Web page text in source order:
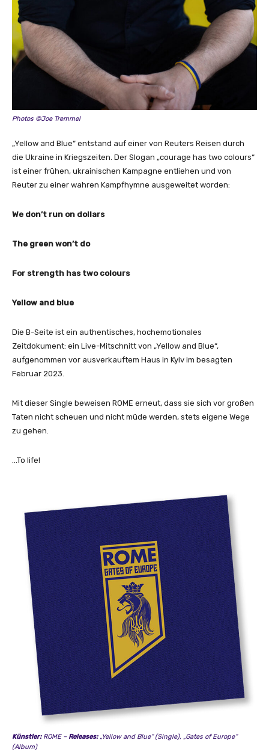
Photos ©Joe Tremmel
„Yellow and Blue“ entstand auf einer von Reuters Reisen durch
die Ukraine in Kriegszeiten. Der Slogan „courage has two colours“
ist einer frühen, ukrainischen Kampagne entliehen und von
Reuter zu einer wahren Kampfhymne ausgeweitet worden:
We don’t run on dollars
The green won’t do
For strength has two colours
Yellow and blue
Die B-Seite ist ein authentisches, hochemotionales
Zeitdokument: ein Live-Mitschnitt von „Yellow and Blue“,
aufgenommen vor ausverkauftem Haus in Kyiv im besagten
Februar 2023.
Mit dieser Single beweisen ROME erneut, dass sie sich vor großen
Taten nicht scheuen und nicht müde werden, stets eigene Wege
zu gehen.
…To life!
Künstler: ROME – Releases:„Yellow and Blue“ (Single), „Gates of Europe“
(Album)